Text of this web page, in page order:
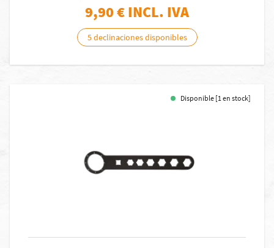
9,90€ INCL. IVA
5 declinaciones disponibles
Disponible [1 en stock]